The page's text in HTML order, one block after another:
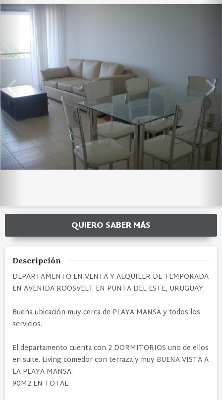
QUIERO SABER MÁS
Descripción
DEPARTAMENTO EN VENTA Y ALQUILER DE TEMPORADA
EN AVENIDA ROOSVELT EN PUNTA DEL ESTE, URUGUAY.
Buena ubicación muy cerca de PLAYA MANSA y todos los
servicios.
El departamento cuenta con 2 DORMITORIOS uno de ellos
en suite. Living comedor con terraza y muy BUENA VISTA A
LA PLAYA MANSA.
90M2 EN TOTAL.